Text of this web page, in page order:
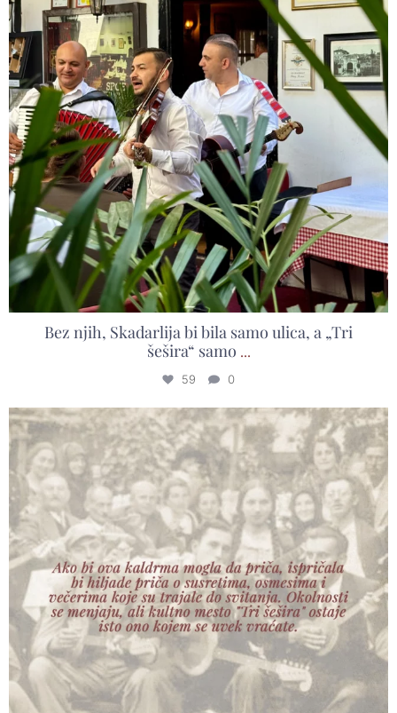
Bez njih, Skadarlija bi bila samo ulica, a „Tri
šešira“ samo ...
59 0
If these cobblestones could talk, they would tell ...
22 0